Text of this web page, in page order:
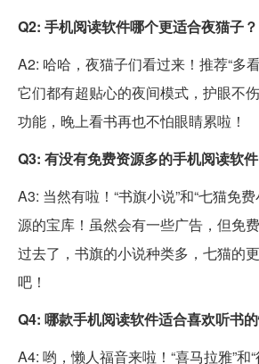
Q2: 手机阅读软件哪个更适合夜猫子？
A2: 哈哈，夜猫子们看过来！推荐“多看
它们都有超贴心的夜间模式，护眼不
功能，晚上看书再也不怕眼睛累啦！
Q3: 有没有免费资源多的手机阅读软
A3: 当然有啦！“书旗小说”和“七猫免
源的宝库！虽然会有一些广告，但免
过去了，书旗的小说种类多，七猫的
吧！
Q4: 哪款手机阅读软件适合喜欢听书
A4: 哟，懒人福音来啦！“喜马拉雅”和“